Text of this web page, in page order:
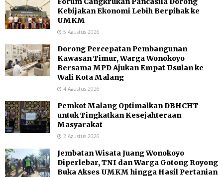
Kebijakan Ekonomi Lebih Berpihak ke
UMKM
5 Agustus 2026
Dorong Percepatan Pembangunan
Kawasan Timur, Warga Wonokoyo
Bersama MPD Ajukan Empat Usulan ke
Wali Kota Malang
4 Agustus 2026
Pemkot Malang Optimalkan DBHCHT
untuk Tingkatkan Kesejahteraan
Masyarakat
2 Agustus 2026
Jembatan Wisata Juang Wonokoyo
Diperlebar, TNI dan Warga Gotong Royong
Buka Akses UMKM hingga Hasil Pertanian